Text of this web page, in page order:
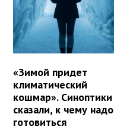
«Зимой придет
климатический
кошмар». Синоптики
сказали, к чему надо
готовиться